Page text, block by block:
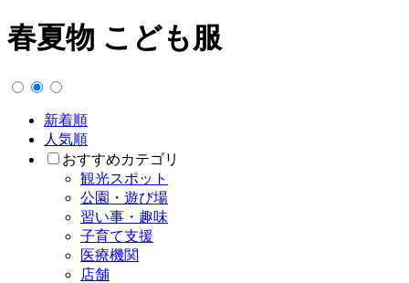
春夏物 こども服
新着順
人気順
おすすめカテゴリ
観光スポット
公園・遊び場
習い事・趣味
子育て支援
医療機関
店舗